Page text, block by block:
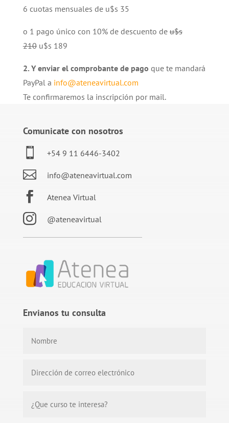
6 cuotas mensuales de u$s 35
o 1 pago único con 10% de descuento deu$s
210u$s 189
2. Y enviar el comprobante de pago que te mandará
PayPal a info@ateneavirtual.com
Te confirmaremos la inscripción por mail.
Comunicate con nosotros
 +54 9 11 6446-3402
 info@ateneavirtual.com
 Atenea Virtual
 @ateneavirtual
Envianos tu consulta